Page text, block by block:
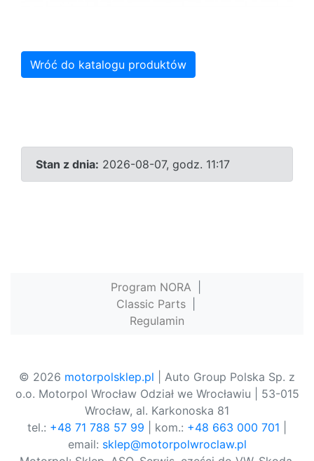
Wróć do katalogu produktów
Stan z dnia: 2026-08-07, godz. 11:17
Program NORA
Classic Parts
Regulamin
© 2026 motorpolsklep.pl | Auto Group Polska Sp. z
o.o. Motorpol Wrocław Odział we Wrocławiu | 53-015
Wrocław, al. Karkonoska 81
tel.: +48 71 788 57 99 | kom.: +48 663 000 701
email: sklep@motorpolwroclaw.pl